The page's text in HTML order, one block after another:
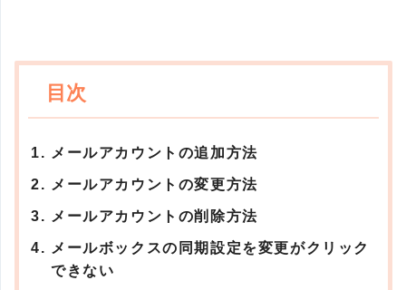
メールアカウントの追加方法
メールアカウントの変更方法
メールアカウントの削除方法
メールボックスの同期設定を変更がクリック
できない